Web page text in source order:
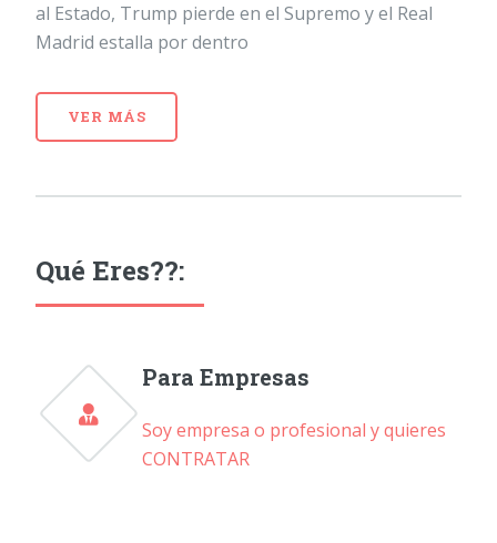
al Estado, Trump pierde en el Supremo y el Real
Madrid estalla por dentro
VER MÁS
Qué Eres??:
Para Empresas
Soy empresa o profesional y quieres
CONTRATAR